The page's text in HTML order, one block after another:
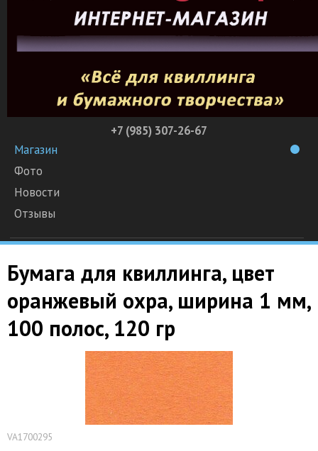
+7 (985) 307-26-67
Магазин
Фото
Новости
Отзывы
Бумага для квиллинга, цвет
оранжевый охра, ширина 1 мм,
100 полос, 120 гр
VA1700295